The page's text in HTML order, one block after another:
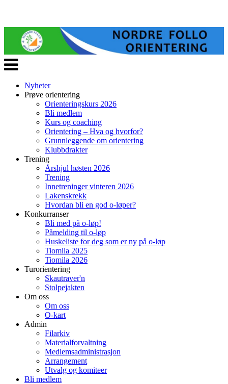
Veksle
navigasjon
Nyheter
Prøve orientering
Orienteringskurs 2026
Bli medlem
Kurs og coaching
Orientering – Hva og hvorfor?
Grunnleggende om orientering
Klubbdrakter
Trening
Årshjul høsten 2026
Trening
Innetreninger vinteren 2026
Lakenskrekk
Hvordan bli en god o-løper?
Konkurranser
Bli med på o-løp!
Påmelding til o-løp
Huskeliste for deg som er ny på o-løp
Tiomila 2025
Tiomila 2026
Turorientering
Skautraver'n
Stolpejakten
Om oss
Om oss
O-kart
Admin
Filarkiv
Materialforvaltning
Medlemsadministrasjon
Arrangement
Utvalg og komiteer
Bli medlem